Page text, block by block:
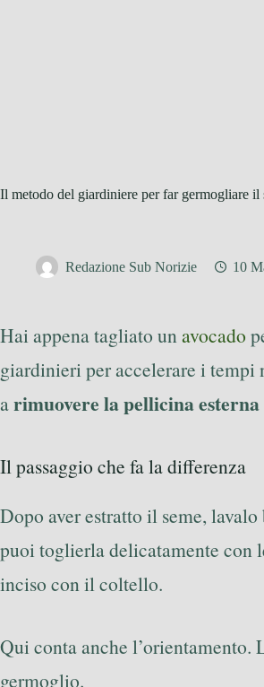
Il metodo del giardiniere per far germogliare il
Redazione Sub Norizie 10
Hai appena tagliato unavocado
giardinieri per accelerare i tempi
arimuovere la pellicina esterna
Il passaggio che fa la differenza
Dopo aver estratto il seme,
puoi toglierla delicatamente con
inciso con il coltello.
Qui conta anche l’orientamento.
germoglio.